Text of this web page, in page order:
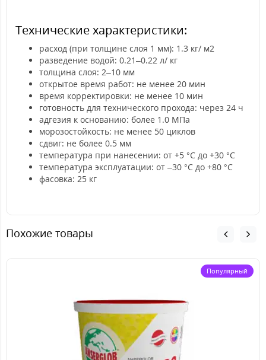
Технические характеристики:
расход (при толщине слоя 1 мм): 1.3 кг/ м2
разведение водой: 0.21–0.22 л/ кг
толщина слоя: 2–10 мм
открытое время работ: не менее 20 мин
время корректировки: не менее 10 мин
готовность для технического прохода: через 24 ч
адгезия к основанию: более 1.0 МПа
морозостойкость: не менее 50 циклов
сдвиг: не более 0.5 мм
температура при нанесении: от +5 °С до +30 °С
температура эксплуатации: от –30 °С до +80 °С
фасовка: 25 кг
Похожие товары
Популярный